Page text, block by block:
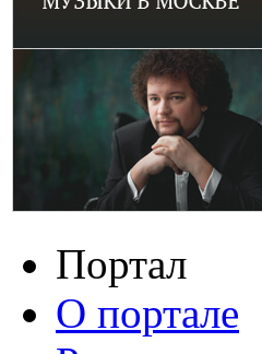
Портал
О портале